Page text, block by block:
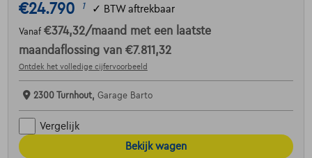
€24.790 1 ✓ BTW aftrekbaar
Vanaf €374,32/maand met een laatste
maandaflossing van €7.811,32
Ontdek het volledige cijfervoorbeeld
2300 Turnhout, Garage Barto
Vergelijk
Bekijk wagen